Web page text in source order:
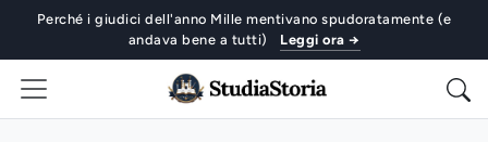
Perché i giudici dell'anno Mille mentivano spudoratamente (e
andava bene a tutti)
Leggi ora →